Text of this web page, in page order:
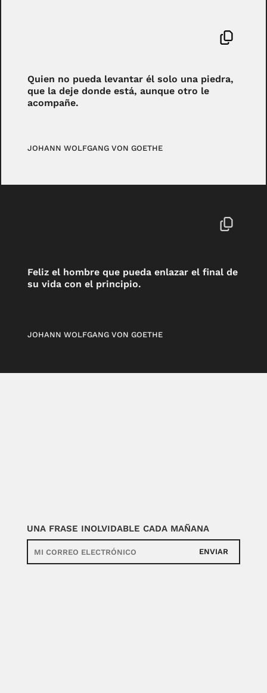
Quien no pueda levantar él solo una piedra,
que la deje donde está, aunque otro le
acompañe.
JOHANN WOLFGANG VON GOETHE
Feliz el hombre que pueda enlazar el final de
su vida con el principio.
JOHANN WOLFGANG VON GOETHE
UNA FRASE INOLVIDABLE CADA MAÑANA
ENVIAR